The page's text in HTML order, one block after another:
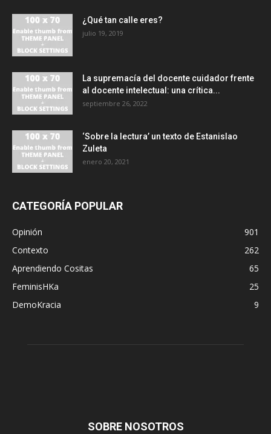
¿Qué tan calle eres?
julio 19, 2019
La supremacía del docente cuidador frente
al docente intelectual: una crítica...
septiembre 26, 2022
‘Sobre la lectura’ un texto de Estanislao
Zuleta
enero 20, 2021
CATEGORÍA POPULAR
Opinión
901
Contexto
262
Aprendiendo Cositas
65
FeminisHKa
25
DemoKracia
9
SOBRE NOSOTROS